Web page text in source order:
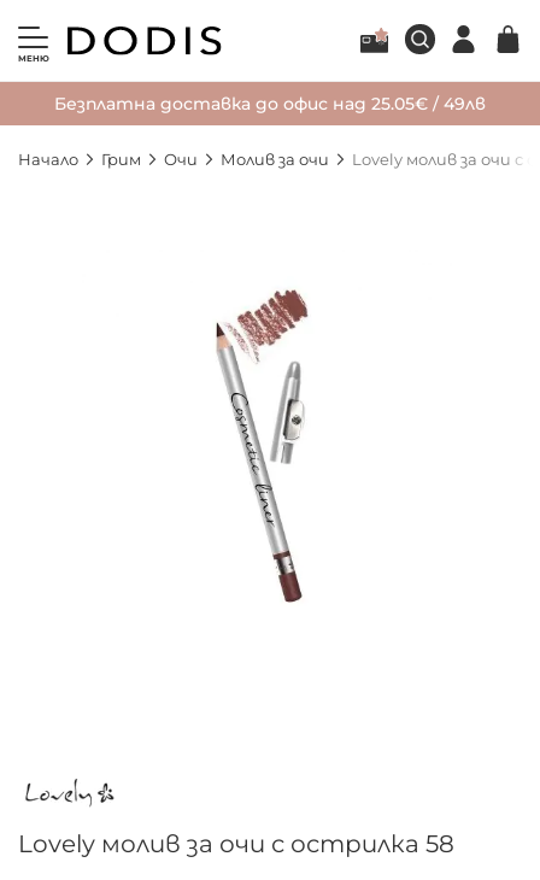
МЕНЮ
Безплатна доставка до офис над 25.05€ / 49лв
Начало Грим Очи Молив за очи Lovely молив за очи с
на
със
Lovely молив за очи с острилка 58